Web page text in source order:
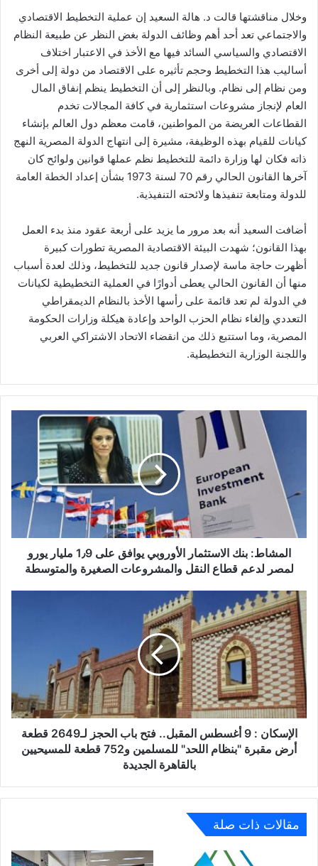
وخلال مناقشتها قالت د. هالة السعيد إن عملية التخطيط الاقتصادي
والاجتماعي تعد أحد أهم وظائف الدولة بغض النظر عن طبيعة النظام
الاقتصادي والسياسي السائد فيها مع الأخذ في الاعتبار اختلاف
أساليب هذا التخطيط وحجم تأثيره على الاقتصاد من دولة إلى أخرى
ومن نظام إلى نظام. وبالنظر إلى أن التخطيط ينظم إنفاق المال
العام لإنجاز مشروعات استثمارية في كافة المجالات تخدم
القطاعات العريضة من المواطنين، قامت معظم دول العالم بإنشاء
كيانات للقيام بهذه الوظيفة، مشيرة إلى انتهاج الدولة المصرية النهج
ذاته فكان لها وزارة دائمة للتخطيط نظم عملها قوانين ولوائح كان
آخرها القانون الحالي رقم 70 لسنة 1973 بشأن إعداد الخطة العامة
للدولة ومتابعة تنفيذها ولائحته التنفيذية.
أضافت السعيد أنه بعد مرور ما يزيد على أربعة عقود منذ بدء العمل
بهذا القانون؛ شهدت البيئة الاقتصادية المصرية تطورات كبيرة
أظهرت حاجة ماسة لإصدار قانون جديد للتخطيط، وذلك لعدة أسباب
منها أن القانون الحالي يعطى أدوارًا في العملية التخطيطية لكيانات
في الدولة لم تعد قائمة على رأسها الأخذ بالنظام الديمقراطي
التعددي وإلغاء نظام الحزب الواحد وإعادة هيكلة وزارات الحكومة
المصرية، وما استتبع ذلك من انقضاء الاتحاد الاشتراكي العربي
واللجنة الوزارية التخطيطية.
الأوروبي
على
مليار
يورو
لمصر
لدعم
النقل
والمشروعات
الصغيرة
والمتوسطة
المشاط: بنك الاستثمار الأوروبي يوافق على 1٫9 مليار يورو
لمصر لدعم قطاع النقل والمشروعات الصغيرة والمتوسطة
الإسكان
:
9
أغسطس
المقبل..
فتح
باب
الحجز
لـ2649
قطعة
أرض
اللحد"
و752
قطعة
الإسكان : 9 أغسطس المقبل.. فتح باب الحجز لـ2649 قطعة
أرض مقبرة "بنظام اللحد" للمسلمين و752 قطعة للمسيحيين
بالقاهرة الجديدة
مقالات ذات صلة